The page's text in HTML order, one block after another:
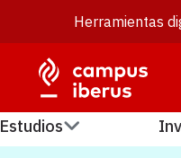
Herramientas
Estudios